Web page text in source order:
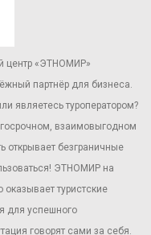
центр «ЭТНОМИР»
партнёр для бизнеса.
являетесь туроператором?
взаимовыгодном
открывает безграничные
ЭТНОМИР на
туристские
для успешного
говорят сами за себя.